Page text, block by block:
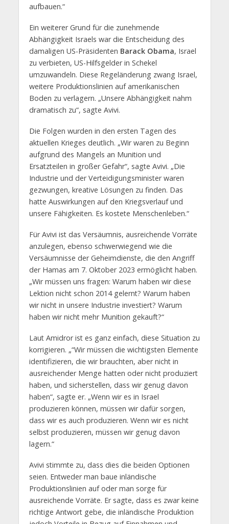
aufbauen.“
Ein weiterer Grund für die zunehmende
Abhängigkeit Israels war die Entscheidung des
damaligen US-Präsidenten Barack Obama, Israel
zu verbieten, US-Hilfsgelder in Schekel
umzuwandeln. Diese Regeländerung zwang Israel,
weitere Produktionslinien auf amerikanischen
Boden zu verlagern. „Unsere Abhängigkeit nahm
dramatisch zu“, sagte Avivi.
Die Folgen wurden in den ersten Tagen des
aktuellen Krieges deutlich. „Wir waren zu Beginn
aufgrund des Mangels an Munition und
Ersatzteilen in großer Gefahr“, sagte Avivi. „Die
Industrie und der Verteidigungsminister waren
gezwungen, kreative Lösungen zu finden. Das
hatte Auswirkungen auf den Kriegsverlauf und
unsere Fähigkeiten. Es kostete Menschenleben.“
Für Avivi ist das Versäumnis, ausreichende Vorräte
anzulegen, ebenso schwerwiegend wie die
Versäumnisse der Geheimdienste, die den Angriff
der Hamas am 7. Oktober 2023 ermöglicht haben.
„Wir müssen uns fragen: Warum haben wir diese
Lektion nicht schon 2014 gelernt? Warum haben
wir nicht in unsere Industrie investiert? Warum
haben wir nicht mehr Munition gekauft?“
Laut Amidror ist es ganz einfach, diese Situation zu
korrigieren. „“Wir müssen die wichtigsten Elemente
identifizieren, die wir brauchten, aber nicht in
ausreichender Menge hatten oder nicht produziert
haben, und sicherstellen, dass wir genug davon
haben“, sagte er. „Wenn wir es in Israel
produzieren können, müssen wir dafür sorgen,
dass wir es auch produzieren. Wenn wir es nicht
selbst produzieren, müssen wir genug davon
lagern.“
Avivi stimmte zu, dass dies die beiden Optionen
seien. Entweder man baue inländische
Produktionslinien auf oder man sorge für
ausreichende Vorräte. Er sagte, dass es zwar keine
richtige Antwort gebe, die inländische Produktion